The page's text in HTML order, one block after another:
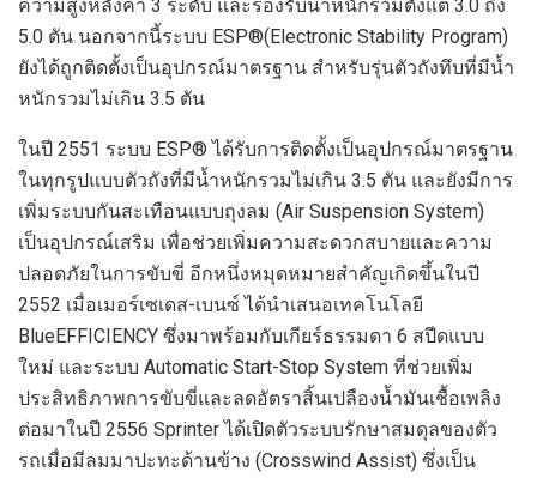
ความสูงหลังคา 3 ระดับ และรองรับน้ำหนักรวมตั้งแต่ 3.0 ถึง
5.0 ตัน นอกจากนี้ระบบ ESP®(Electronic Stability Program)
ยังได้ถูกติดตั้งเป็นอุปกรณ์มาตรฐาน สำหรับรุ่นตัวถังทึบที่มีน้ำ
หนักรวมไม่เกิน 3.5 ตัน
ในปี 2551 ระบบ ESP®ได้รับการติดตั้งเป็นอุปกรณ์มาตรฐาน
ในทุกรูปแบบตัวถังที่มีน้ำหนักรวมไม่เกิน 3.5 ตัน และยังมีการ
เพิ่มระบบกันสะเทือนแบบถุงลม (Air Suspension System)
เป็นอุปกรณ์เสริม เพื่อช่วยเพิ่มความสะดวกสบายและความ
ปลอดภัยในการขับขี่ อีกหนึ่งหมุดหมายสำคัญเกิดขึ้นในปี
2552 เมื่อเมอร์เซเดส-เบนซ์ ได้นำเสนอเทคโนโลยี
BlueEFFICIENCY ซึ่งมาพร้อมกับเกียร์ธรรมดา 6 สปีดแบบ
ใหม่ และระบบ Automatic Start-Stop System ที่ช่วยเพิ่ม
ประสิทธิภาพการขับขี่และลดอัตราสิ้นเปลืองน้ำมันเชื้อเพลิง
ต่อมาในปี 2556 Sprinterได้เปิดตัวระบบรักษาสมดุลของตัว
รถเมื่อมีลมมาปะทะด้านข้าง (Crosswind Assist) ซึ่งเป็น